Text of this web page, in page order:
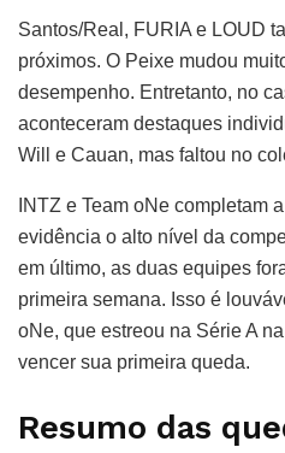
Santos/Real, FURIA e LOUD
próximos. O Peixe mudou
desempenho. Entretanto, no
aconteceram destaques
Will e Cauan, mas faltou no
INTZ e Team oNe completam
evidência o alto nível da
em último, as duas equipes
primeira semana. Isso é
oNe, que estreou na Série A
vencer sua primeira queda.
Resumo das